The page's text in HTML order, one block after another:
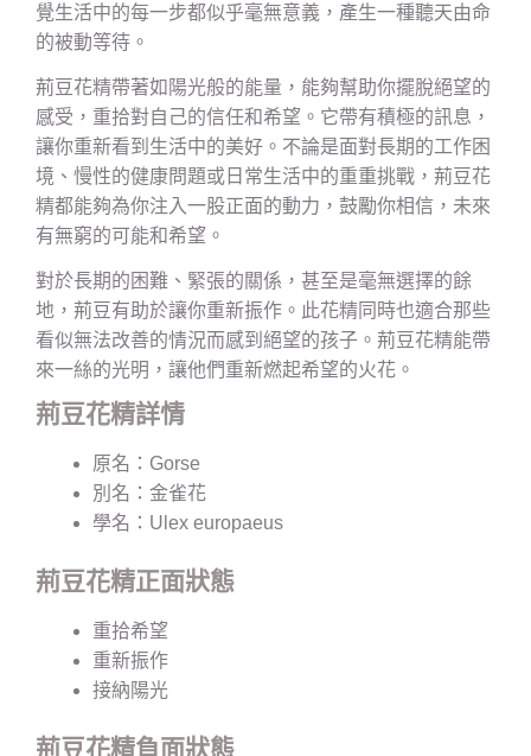
覺生活中的每一步都似乎毫無意義，產生一種聽天由命
的被動等待。
荊豆花精帶著如陽光般的能量，能夠幫助你擺脫絕望的
感受，重拾對自己的信任和希望。它帶有積極的訊息，
讓你重新看到生活中的美好。不論是面對長期的工作困
境、慢性的健康問題或日常生活中的重重挑戰，荊豆花
精都能夠為你注入一股正面的動力，鼓勵你相信，未來
有無窮的可能和希望。
對於長期的困難、緊張的關係，甚至是毫無選擇的餘
地，荊豆有助於讓你重新振作。此花精同時也適合那些
看似無法改善的情況而感到絕望的孩子。荊豆花精能帶
來一絲的光明，讓他們重新燃起希望的火花。
荊豆花精詳情
原名：Gorse
別名：金雀花
學名：Ulex europaeus
荊豆花精正面狀態
重拾希望
重新振作
接納陽光
荊豆花精負面狀態